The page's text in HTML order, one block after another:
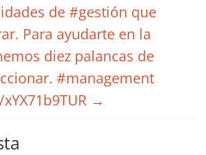
de #gestión que
Para ayudarte en la
diez palancas de
#management
→